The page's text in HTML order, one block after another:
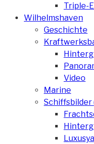
Triple-
Wilhelmshaven
Geschichte
Video
Marine
Schiffsbilder